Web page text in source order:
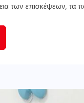
των επισκέψεων, τα